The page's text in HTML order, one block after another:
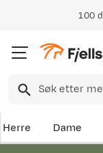
100
Herre Dame